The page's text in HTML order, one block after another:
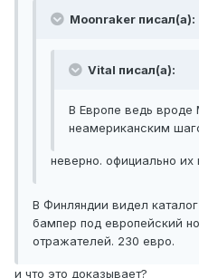
Moonraker писал(а):
Vital писал(а):
В Европе ведь вроде
неамериканским
неверно. официально их
В Финляндии видел
бампер под европейский
отражателей. 230 евро.
и что это доказывает?